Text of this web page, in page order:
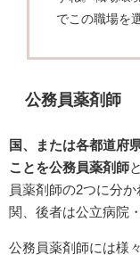
でこの職場を
公務員薬剤師
国、または各都道府
ことを公務員薬剤師
員薬剤師の2つに分
関、後者は公立病院
公務員薬剤師には様